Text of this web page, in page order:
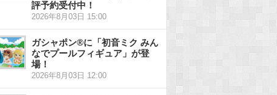
評予約受付中！
2026年8月03日 15:00
ガシャポン®に「初音ミク みん
なでプールフィギュア」が登
場！
2026年8月03日 12:00